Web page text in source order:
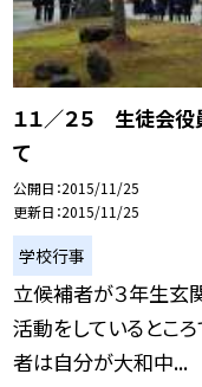
１１／２５ 生徒会
て
公開日 2015/11/25
更新日 2015/11/25
学校行事
立候補者が３年生玄
活動をしているところ
者は自分が大和中...